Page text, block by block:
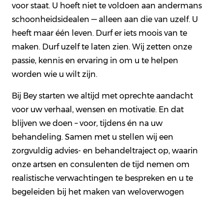
voor staat. U hoeft niet te voldoen aan andermans
schoonheidsidealen — alleen aan die van uzelf. U
heeft maar één leven. Durf er iets moois van te
maken. Durf uzelf te laten zien. Wij zetten onze
passie, kennis en ervaring in om u te helpen
worden wie u wilt zijn.
Bij Bey starten we altijd met oprechte aandacht
voor uw verhaal, wensen en motivatie. En dat
blijven we doen – voor, tijdens én na uw
behandeling. Samen met u stellen wij een
zorgvuldig advies- en behandeltraject op, waarin
onze artsen en consulenten de tijd nemen om
realistische verwachtingen te bespreken en u te
begeleiden bij het maken van weloverwogen